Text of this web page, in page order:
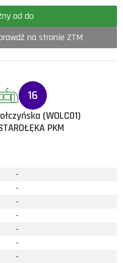
Ważny od do
na stronie ZTM
16
(WOLC01)
PKM
-
-
-
-
-
-
-